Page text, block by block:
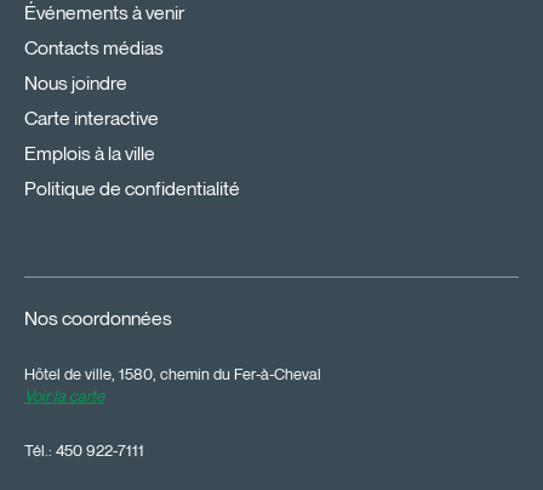
Événements à venir
Contacts médias
Nous joindre
Carte interactive
Emplois à la ville
Politique de confidentialité
Nos coordonnées
Hôtel de ville, 1580, chemin du Fer-à-Cheval
Voir la carte
Tél.: 450 922-7111